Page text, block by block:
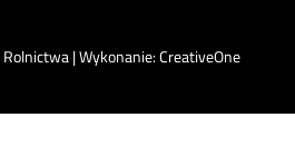
| Wykonanie:CreativeOne